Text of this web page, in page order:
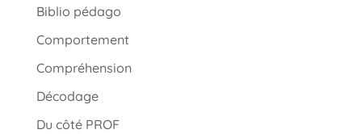
Biblio pédago
Comportement
Compréhension
Décodage
Du côté PROF